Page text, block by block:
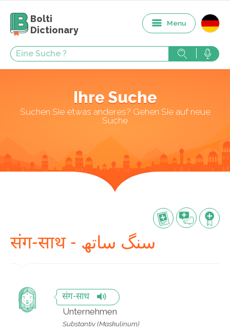
Bolti
Dictionary
Menu
Ihre Suche
Suchen Sie etwas anderes? Gehen Sie auf neue
Suche
संग-साथ - سنگ ساتھ
संग-साथ
Unternehmen
Substantiv (Maskulinum)